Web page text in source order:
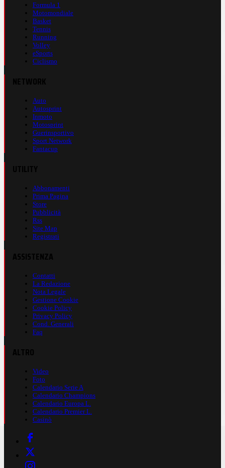
Formula 1
Motomondiale
Basket
Tennis
Running
Volley
eSports
Ciclismo
Auto
Autosprint
Inmoto
Motosprint
Guerinsportivo
Sport Network
Fantacup
Abbonamenti
Prima Pagina
Store
Pubblicità
Rss
Site Map
Registrati
Contatti
La Redazione
Nota Legale
Gestione Cookie
Cookie Policy
Privacy Policy
Cond. Generali
Faq
Video
Foto
Calendario Serie A
Calendario Champions
Calendario Europa L.
Calendario Premier L.
Casinò